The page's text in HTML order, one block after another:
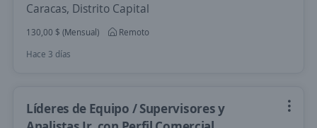
Caracas, Distrito Capital
130,00 $ (Mensual)
Remoto
Hace 3 días
Líderes de Equipo / Supervisores y